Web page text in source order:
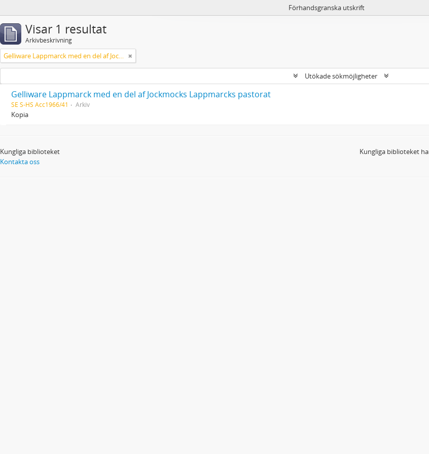
Förhandsgranska utskrift
Visar 1 resultat
Arkivbeskrivning
Gelliware Lappmarck med en del af Jockmocks Lappmarcks pastorat
Utökade sökmöjligheter
Gelliware Lappmarck med en del af Jockmocks Lappmarcks pastorat
SE S-HS Acc1966/41 Arkiv
Kopia
Kungliga biblioteket
Kontakta oss
Kungliga biblioteket